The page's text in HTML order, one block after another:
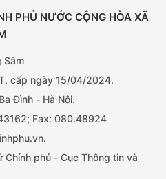
PHỦ NƯỚC CỘNG HÒA XÃ
Sâm
cấp ngày 15/04/2024.
Đình - Hà Nội.
Fax: 080.48924
Chính phủ - Cục Thông tin và